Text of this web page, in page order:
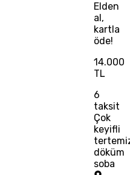
Elden
al,
kartla
öde!
14.000
TL
6
taksit
Çok
keyifli
döküm
soba